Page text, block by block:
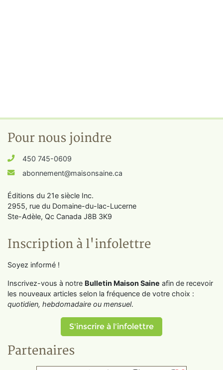
Pour nous joindre
450 745-0609
abonnement@maisonsaine.ca
Éditions du 21e siècle Inc.
2955, rue du Domaine-du-lac-Lucerne
Ste-Adèle, Qc Canada J8B 3K9
Inscription à l'infolettre
Soyez informé !
Inscrivez-vous à notre Bulletin Maison Saine afin de recevoir
les nouveaux articles selon la fréquence de votre choix :
quotidien, hebdomadaire ou mensuel.
S'inscrire à l'infolettre
Partenaires